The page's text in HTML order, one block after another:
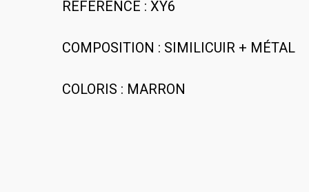
REFERENCE : XY6
COMPOSITION : SIMILICUIR + MÉTAL
COLORIS : MARRON